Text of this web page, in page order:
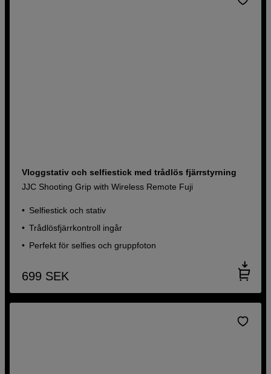
Vloggstativ och selfiestick med trådlös fjärrstyrning
JJC Shooting Grip with Wireless Remote Fuji
Selfiestick och stativ
Trådlösfjärrkontroll ingår
Perfekt för selfies och gruppfoton
699 SEK